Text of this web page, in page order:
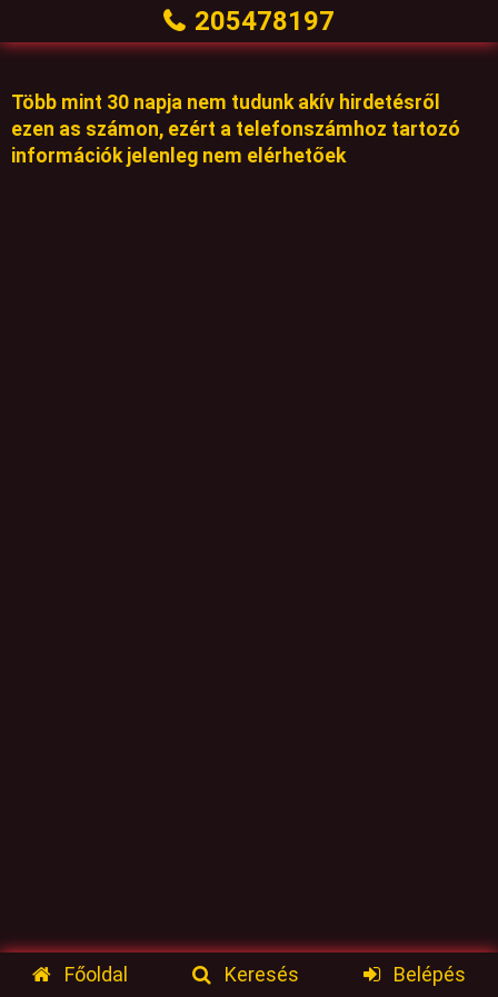
205478197
Főoldal Keresés Belépés
Több mint 30 napja nem tudunk akív hirdetésről
ezen as számon, ezért a telefonszámhoz tartozó
információk jelenleg nem elérhetőek